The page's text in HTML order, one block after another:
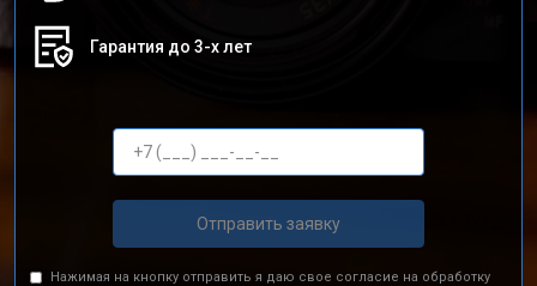
Гарантия до 3-х лет
Отправить заявку
Нажимая на кнопку отправить я даю свое согласие на обработку